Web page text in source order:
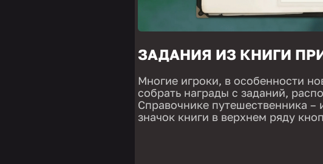
ЗАДАНИЯ ИЗ КНИГИ
Многие игроки, в особенности
собрать награды с заданий,
Справочнике путешественника –
значок книги в верхнем ряду